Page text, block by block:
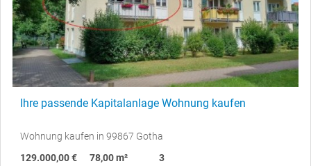
Ihre passende Kapitalanlage Wohnung kaufen
Wohnung kaufen in 99867 Gotha
129.000,00 €
78,00 m²
3